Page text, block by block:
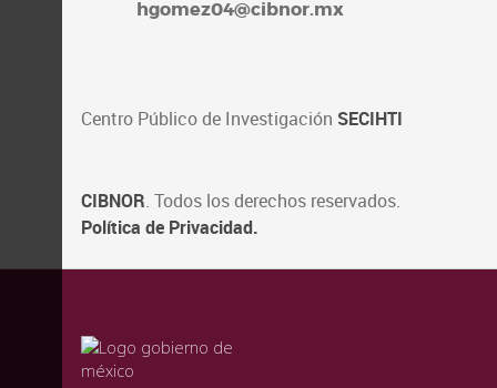
hgomez04@cibnor.mx
Centro Público de Investigación SECIHTI
CIBNOR. Todos los derechos reservados.
Política de Privacidad.